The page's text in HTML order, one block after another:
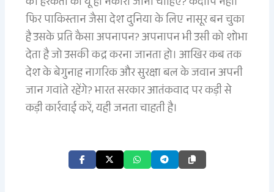
फिर पाकिस्तान जैसा देश दुनिया के लिए नासूर बन चुका
है उसके प्रति कैसा अपनापन? अपनापन भी उसी को शोभा
देता है जो उसकी कद्र करना जानता हो। आखिर कब तक
देश के बेगुनाह नागरिक और सुरक्षा बल के जवान अपनी
जान गवांते रहेंगे? भारत सरकार आतंकवाद पर कड़ी से
कड़ी कार्रवाई करें, यही जनता चाहती है।